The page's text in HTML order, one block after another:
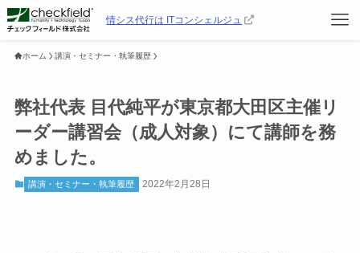
情シス代行は ITコンシェルジュ
ホーム 講演・セミナー・執筆履歴
弊社代表 目代純平が東京都大田区主催リ
ーダー講習会（成人対象）にて講師を務
めました。
講演・セミナー・執筆履歴 2022年2月28日